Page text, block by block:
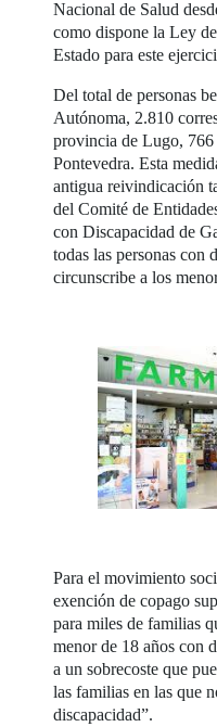
Nacional de Salud
como dispone la Ley
Estado para este
Del total de personas
Autónoma, 2.810
provincia de Lugo, 766
Pontevedra. Esta
antigua reivindicación
del Comité de
con Discapacidad de
todas las personas con
circunscribe a los
Para el movimiento
exención de copago
para miles de familias
menor de 18 años con
a un sobrecoste que
las familias en las que
discapacidad”.